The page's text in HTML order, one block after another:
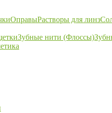
ОправыРастворы для линз
Зубные нити (Флоссы)